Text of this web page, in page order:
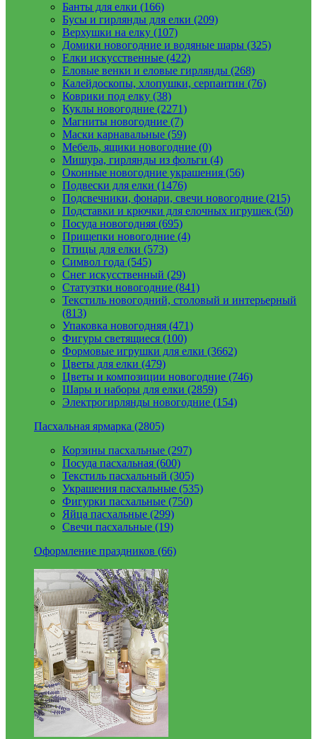
Банты для елки (166)
Бусы и гирлянды для елки (209)
Верхушки на елку (107)
Домики новогодние и водяные шары (325)
Елки искусственные (422)
Еловые венки и еловые гирлянды (268)
Калейдоскопы, хлопушки, серпантин (76)
Коврики под елку (38)
Куклы новогодние (2271)
Магниты новогодние (7)
Маски карнавальные (59)
Мебель, ящики новогодние (0)
Мишура, гирлянды из фольги (4)
Оконные новогодние украшения (56)
Подвески для елки (1476)
Подсвечники, фонари, свечи новогодние (215)
Подставки и крючки для елочных игрушек (50)
Посуда новогодняя (695)
Прищепки новогодние (4)
Птицы для елки (573)
Символ года (545)
Снег искусственный (29)
Статуэтки новогодние (841)
Текстиль новогодний, столовый и интерьерный
(813)
Упаковка новогодняя (471)
Фигуры светящиеся (100)
Формовые игрушки для елки (3662)
Цветы для елки (479)
Цветы и композиции новогодние (746)
Шары и наборы для елки (2859)
Электрогирлянды новогодние (154)
Пасхальная ярмарка (2805)
Корзины пасхальные (297)
Посуда пасхальная (600)
Текстиль пасхальный (305)
Украшения пасхальные (535)
Фигурки пасхальные (750)
Яйца пасхальные (299)
Свечи пасхальные (19)
Оформление праздников (66)